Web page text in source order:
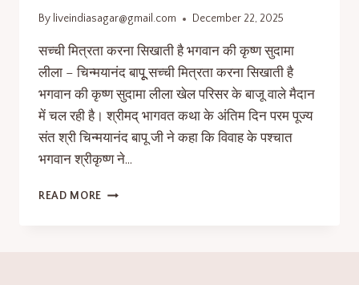
By liveindiasagar@gmail.com December 22, 2025
सच्ची मित्रता करना सिखाती है भगवान की कृष्ण सुदामा
लीला – चिन्मयानंद बापूू सच्ची मित्रता करना सिखाती है
भगवान की कृष्ण सुदामा लीला खेल परिसर के बाजू वाले मैदान
में चल रही है। श्रीमद् भागवत कथा के अंतिम दिन परम पूज्य
संत श्री चिन्मयानंद बापू जी ने कहा कि विवाह के पश्चात
भगवान श्रीकृष्ण ने…
READ MORE